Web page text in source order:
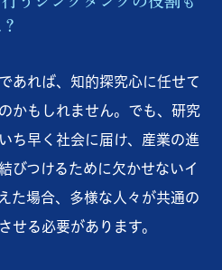
あれば、知的探究心に任せて
かもしれません。でも、研究
ち早く社会に届け、産業の進
びつけるために欠かせないイ
た場合、多様な人々が共通の
せる必要があります。